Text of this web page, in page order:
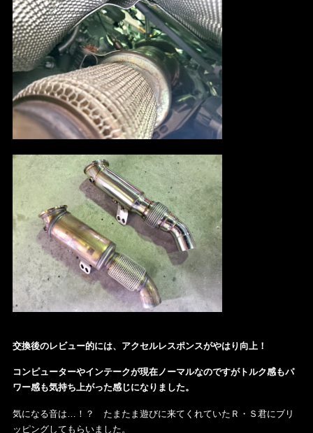
交換後のレビュー的には、アクセルレスポンスがやはり向上！
コンピューターやインテークが現在ノーマルなのですがトルク感もパ
ワー感も気持ち上がった感じになりました。
気になる音は…！？ たまたま遊びに来てくれていたＲ・Ｓ君にブリ
ッピングしてもらいました。